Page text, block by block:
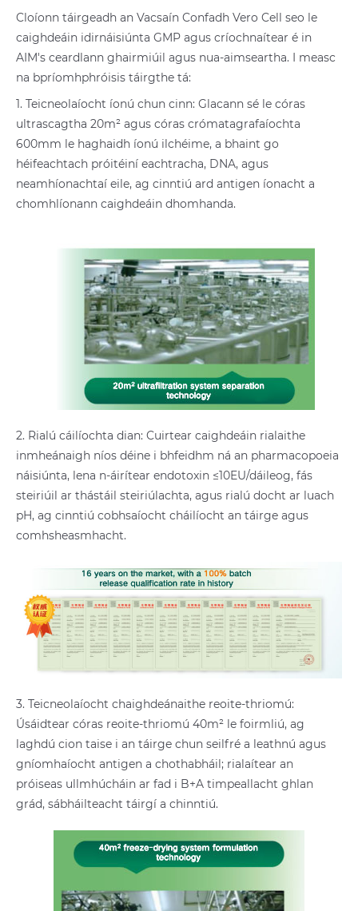
Cloíonn táirgeadh an Vacsaín Confadh Vero Cell seo le
caighdeáin idirnáisiúnta GMP agus críochnaítear é in
AIM's ceardlann ghairmiúil agus nua-aimseartha. I measc
na bpríomhphróisis táirgthe tá:
1. Teicneolaíocht íonú chun cinn: Glacann sé le córas
ultrascagtha 20m² agus córas crómatagrafaíochta
600mm le haghaidh íonú ilchéime, a bhaint go
héifeachtach próitéiní eachtracha, DNA, agus
neamhíonachtaí eile, ag cinntiú ard antigen íonacht a
chomhlíonann caighdeáin dhomhanda.
2. Rialú cáilíochta dian: Cuirtear caighdeáin rialaithe
inmheánaigh níos déine i bhfeidhm ná an pharmacopoeia
náisiúnta, lena n-áirítear endotoxin ≤10EU/dáileog, fás
steiriúil ar thástáil steiriúlachta, agus rialú docht ar luach
pH, ag cinntiú cobhsaíocht cháilíocht an táirge agus
comhsheasmhacht.
3. Teicneolaíocht chaighdeánaithe reoite-thriomú:
Úsáidtear córas reoite-thriomú 40m² le foirmliú, ag
laghdú cion taise i an táirge chun seilfré a leathnú agus
gníomhaíocht antigen a chothabháil; rialaítear an
próiseas ullmhúcháin ar fad i B+A timpeallacht ghlan
grád, sábháilteacht táirgí a chinntiú.